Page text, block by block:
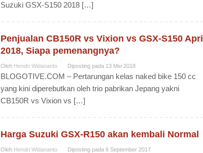
Suzuki GSX-S150 2018 […]
Penjualan CB150R vs Vixion vs GSX-S150 April
2018, Siapa pemenangnya?
Oleh Hendri Widananto Diposting pada 13 Mei 2018
BLOGOTIVE.COM – Pertarungan kelas naked bike 150 cc
yang kini diperebutkan oleh trio pabrikan Jepang yakni
CB150R vs Vixion vs […]
Harga Suzuki GSX-R150 akan kembali Normal
Oleh Hendri Widananto Diposting pada 6 September 2017